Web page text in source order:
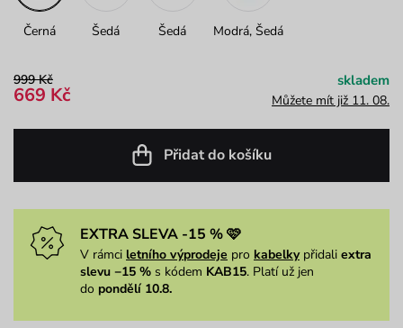
Černá Šedá Šedá Modrá, Šedá
999 Kč
669 Kč
skladem
Můžete mít již 11. 08.
Přidat do košíku
EXTRA SLEVA -15 % 🩷
V rámci letního výprodeje pro kabelkypřidali extra
slevu −15 % s kódem KAB15. Platí už jen
do pondělí 10.8.